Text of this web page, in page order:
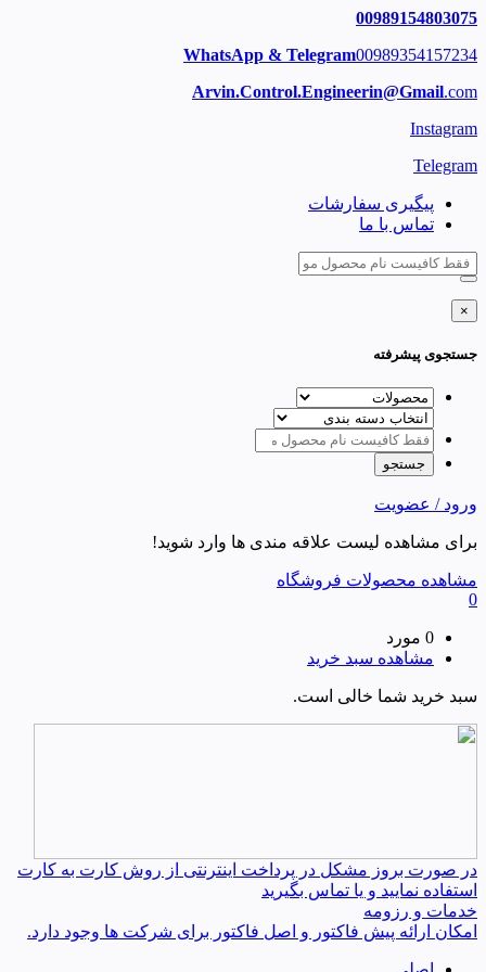
00989154803075
WhatsApp & Telegram00989354157234
Arvin.Control.Engineerin@Gmail.com
Instagram
Telegram
پیگیری سفارشات
تماس با ما
×
جستجوی پیشرفته
ورود / عضویت
برای مشاهده لیست علاقه مندی ها وارد شوید!
مشاهده محصولات فروشگاه
0
0 مورد
مشاهده سبد خرید
سبد خرید شما خالی است.
در صورت بروز مشکل در پرداخت اینترنتی از روش کارت به کارت
استفاده نمایید و یا تماس بگیرید
خدمات و رزومه
امکان ارائه پیش فاکتور و اصل فاکتور برای شرکت ها وجود دارد.